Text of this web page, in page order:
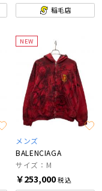
稲毛店
NEW
メンズ
BALENCIAGA
サイズ：M
￥253,000税込